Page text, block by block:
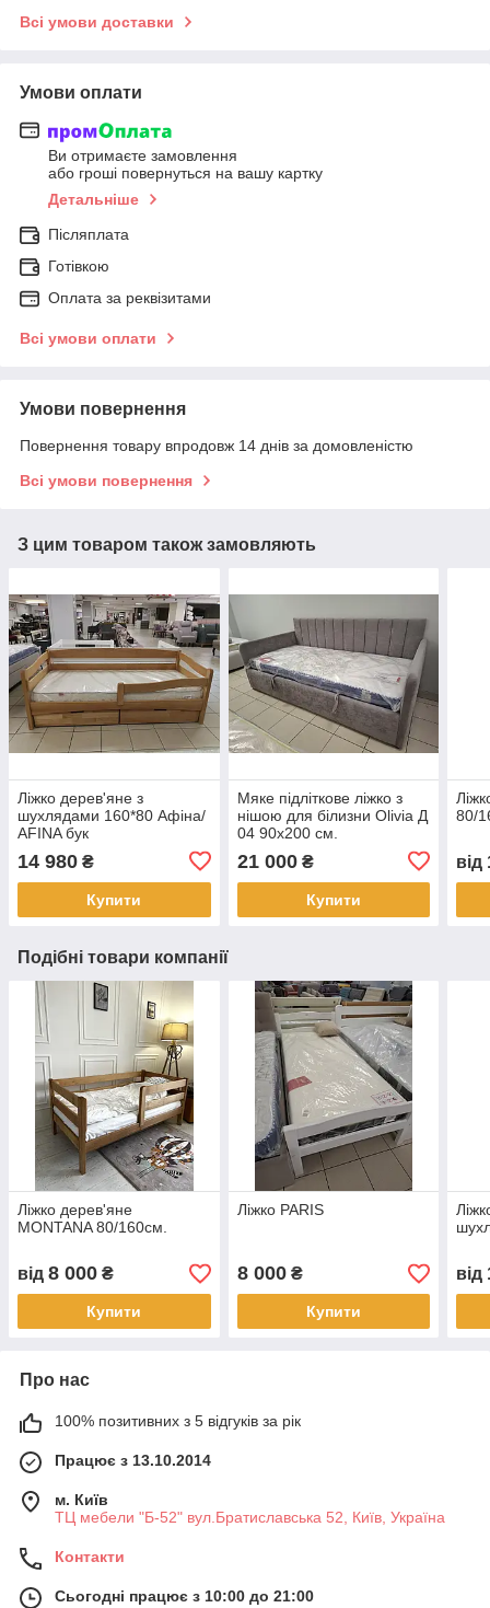
Всі умови доставки
Умови оплати
Ви отримаєте замовлення
або гроші повернуться на вашу картку
Детальніше
Післяплата
Готівкою
Оплата за реквізитами
Всі умови оплати
Умови повернення
Повернення товару впродовж 14 днів за домовленістю
Всі умови повернення
З цим товаром також замовляють
Ліжко дерев'яне з
шухлядами 160*80 Афіна/
AFINA бук
14 980 ₴
Купити
Мяке підліткове ліжко з
нішою для білизни Olivia Д
04 90x200 см.
21 000₴
Купити
80/
від
Подібні товари компанії
Ліжко дерев'яне
MONTANA 80/160см.
від 8 000 ₴
Купити
Ліжко PARIS
8 000₴
Купити
від
Про нас
100% позитивних з 5 відгуків за рік
Працює з 13.10.2014
м. Київ
ТЦ мебели "Б-52" вул.Братиславська 52, Київ, Україна
Контакти
Сьогодні працює з 10:00 до 21:00